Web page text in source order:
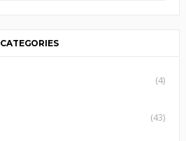
CATEGORIES
(4)
(43)